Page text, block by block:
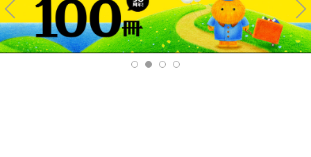
Pre
v
Ne
xt